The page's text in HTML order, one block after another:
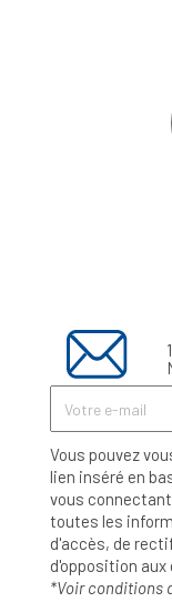
Vous pouvez
lien inséré en
vous
toutes les
d'accès, de
d'opposition
*Voir conditions